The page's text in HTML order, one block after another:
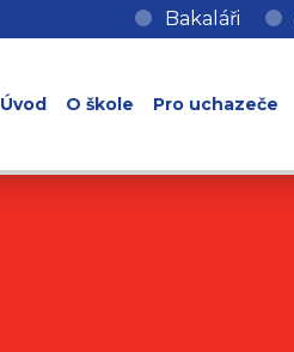
Bakaláři
Úvod O škole Pro uchazeče